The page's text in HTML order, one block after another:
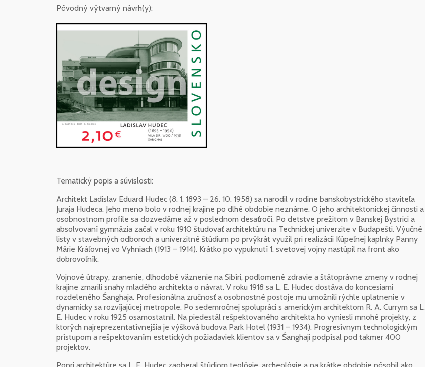
Pôvodný výtvarný návrh(y):
Tematický popis a súvislosti:
Architekt Ladislav Eduard Hudec (8. 1. 1893 – 26. 10. 1958) sa narodil v rodine banskobystrického staviteľa
Juraja Hudeca. Jeho meno bolo v rodnej krajine po dlhé obdobie neznáme. O jeho architektonickej činnosti a
osobnostnom profile sa dozvedáme až v poslednom desaťročí. Po detstve prežitom v Banskej Bystrici a
absolvovaní gymnázia začal v roku 1910 študovať architektúru na Technickej univerzite v Budapešti. Výučné
listy v stavebných odboroch a univerzitné štúdium po prvýkrát využil pri realizácii Kúpeľnej kaplnky Panny
Márie Kráľovnej vo Vyhniach (1913 – 1914). Krátko po vypuknutí 1. svetovej vojny nastúpil na front ako
dobrovoľník.
Vojnové útrapy, zranenie, dlhodobé väznenie na Sibíri, podlomené zdravie a štátoprávne zmeny v rodnej
krajine zmarili snahy mladého architekta o návrat. V roku 1918 sa L. E. Hudec dostáva do koncesiami
rozdeleného Šanghaja. Profesionálna zručnosť a osobnostné postoje mu umožnili rýchle uplatnenie v
dynamicky sa rozvíjajúcej metropole. Po sedemročnej spolupráci s americkým architektom R. A. Currym sa L.
E. Hudec v roku 1925 osamostatnil. Na piedestál rešpektovaného architekta ho vyniesli mnohé projekty, z
ktorých najreprezentatívnejšia je výšková budova Park Hotel (1931 – 1934). Progresívnym technologickým
prístupom a rešpektovaním estetických požiadaviek klientov sa v Šanghaji podpísal pod takmer 400
projektov.